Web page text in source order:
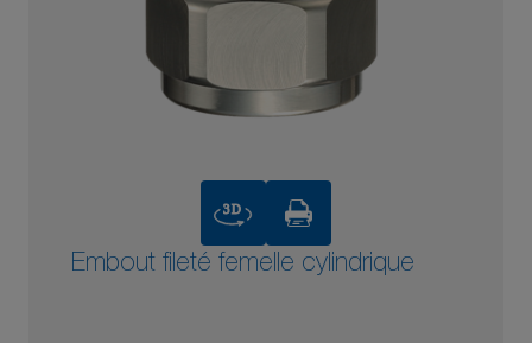
3D
Embout fileté femelle cylindrique